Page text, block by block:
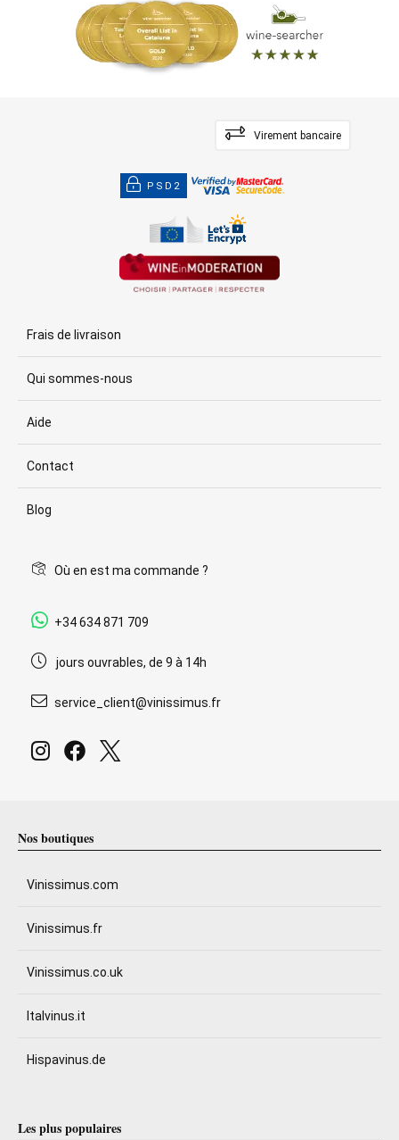
Virement bancaire
PSD2
Frais de livraison
Qui sommes-nous
Aide
Contact
Blog
Où en est ma commande ?
+34 634 871 709
jours ouvrables, de 9 à 14h
service_client@vinissimus.fr
Nos boutiques
Vinissimus.com
Vinissimus.fr
Vinissimus.co.uk
Italvinus.it
Hispavinus.de
Les plus populaires